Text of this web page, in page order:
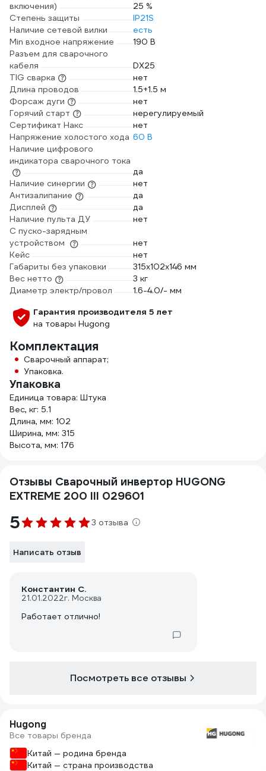
включения)
25 %
Степень защиты
IP21S
Наличие сетевой вилки
есть
Min входное напряжение
190 В
Разъем для сварочного
кабеля
DX25
TIG сварка
нет
Длина проводов
1.5+1.5 м
Форсаж дуги
нет
Горячий старт
нерегулируемый
Сертификат Накс
нет
Напряжение холостого хода 60 В
Наличие цифрового
индикатора сварочного тока
да
Наличие синергии
нет
Антизалипание
да
Дисплей
да
Наличие пульта ДУ
нет
С пуско-зарядным
устройством
нет
Кейс
нет
Габариты без упаковки
315х102х146 мм
Вес нетто
3 кг
Диаметр электр/провол
1.6-4.0/- мм
Гарантия производителя 5 лет
на товары Hugong
Комплектация
Сварочный аппарат;
Упаковка.
Упаковка
Единица товара: Штука
Вес, кг: 5.1
Длина, мм: 102
Ширина, мм: 315
Высота, мм: 176
Отзывы Сварочный инвертор HUGONG
EXTREME 200 III 029601
5 3 отзыва
Написать отзыв
Константин С.
21.01.2022г. Москва
Работает отлично!
Посмотреть все отзывы
Hugong
Все товары бренда
Китай — родина бренда
Китай — страна производства